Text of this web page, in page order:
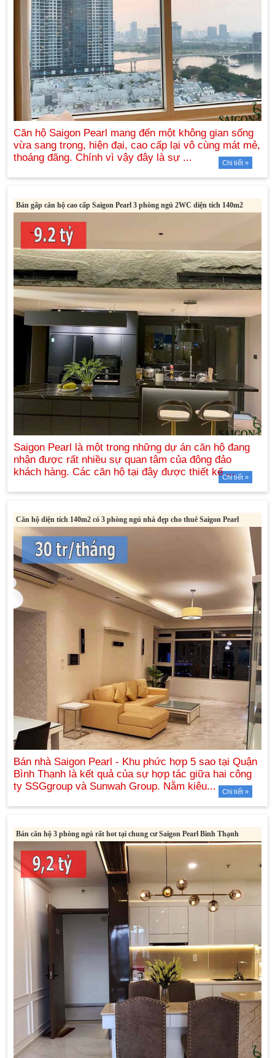
Chi tiết »
Bán gấp căn hộ cao cấp Saigon Pearl 3 phòng ngủ 2WC diện tích 140m2
Chi tiết »
Căn hộ diện tích 140m2 có 3 phòng ngủ nhà đẹp cho thuê Saigon Pearl
Chi tiết »
Bán căn hộ 3 phòng ngủ rất hot tại chung cư Saigon Pearl Bình Thạnh